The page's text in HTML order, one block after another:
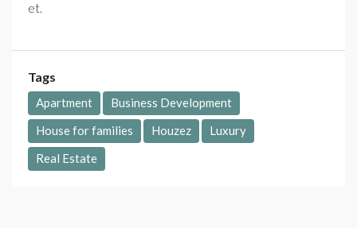
et.
Tags
Apartment
Business Development
House for families
Houzez
Luxury
Real Estate